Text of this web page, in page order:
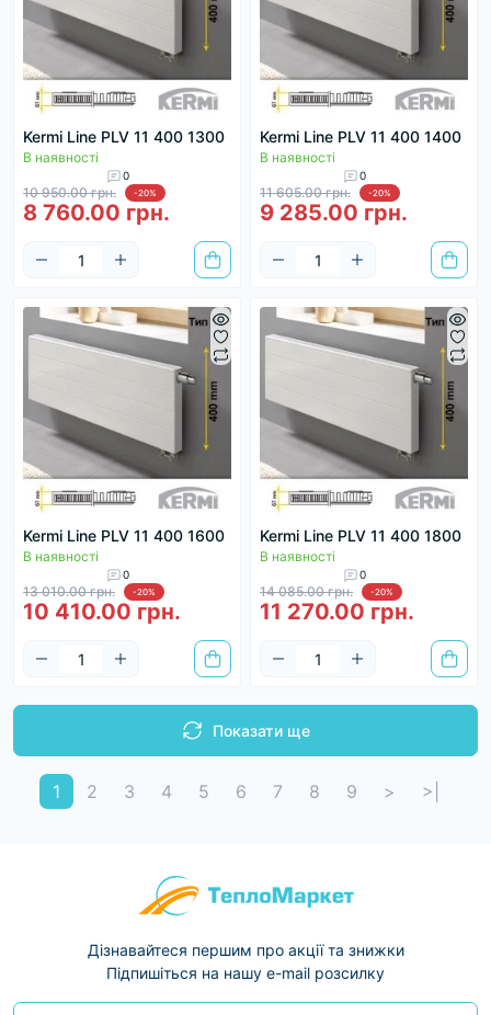
Kermi Line PLV 11 400 1300
В наявності
0
10 950.00 грн. -20%
8 760.00 грн.
Kermi Line PLV 11 400 1400
В наявності
0
11 605.00 грн. -20%
9 285.00 грн.
Kermi Line PLV 11 400 1600
В наявності
0
13 010.00 грн. -20%
10 410.00 грн.
Kermi Line PLV 11 400 1800
В наявності
0
14 085.00 грн. -20%
11 270.00 грн.
Показати ще
1 2 3 4 5 6 7 8 9 > >|
Дізнавайтеся першим про акції та знижки
Підпишіться на нашу e-mail розсилку